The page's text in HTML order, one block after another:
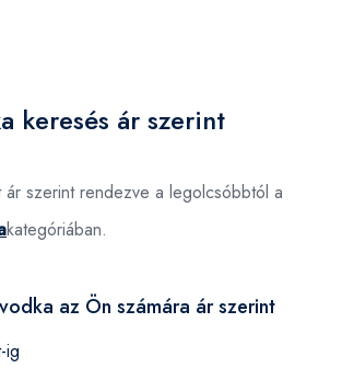
keresés ár szerint
ár szerint rendezve a legolcsóbbtól a
kategóriában.
az Ön számára ár szerint
ig